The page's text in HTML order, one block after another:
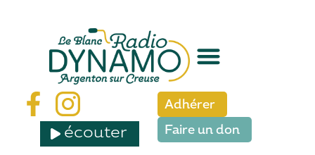
écouter
Adhérer
Faire un don